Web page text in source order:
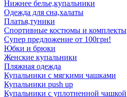
Нижнее белье,купальники
Одежда для сна,халаты
Платья,туники
Спортивные костюмы и комплекты
Супер предложение от 100грн!
Юбки и брюки
Женские купальники
Пляжная одежда
Купальники с мягкими чашками
Купальники push up
Купальники с уплотненной чашкой